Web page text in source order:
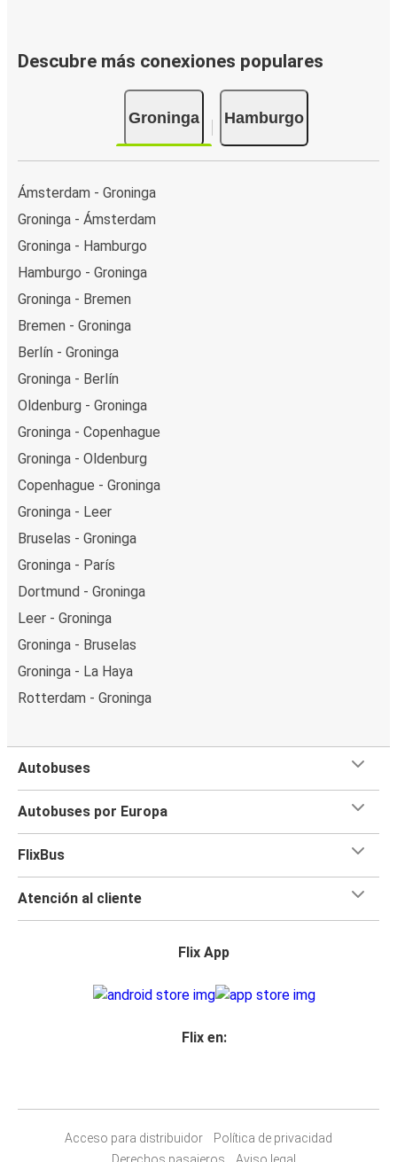
Descubre más conexiones populares
Groninga Hamburgo
Ámsterdam - Groninga
Groninga - Ámsterdam
Groninga - Hamburgo
Hamburgo - Groninga
Groninga - Bremen
Bremen - Groninga
Berlín - Groninga
Groninga - Berlín
Oldenburg - Groninga
Groninga - Copenhague
Groninga - Oldenburg
Copenhague - Groninga
Groninga - Leer
Bruselas - Groninga
Groninga - París
Dortmund - Groninga
Leer - Groninga
Groninga - Bruselas
Groninga - La Haya
Rotterdam - Groninga
Autobuses
Autobuses por Europa
FlixBus
Atención al cliente
Flix App
Flix en:
Acceso para distribuidor
Política de privacidad
Derechos pasajeros
Aviso legal